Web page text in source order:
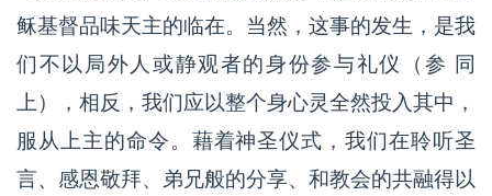
稣基督品味天主的临在。当然，这事的发生，是我
们不以局外人或静观者的身份参与礼仪（参 同
上），相反，我们应以整个身心灵全然投入其中，
服从上主的命令。藉着神圣仪式，我们在聆听圣
言、感恩敬拜、弟兄般的分享、和教会的共融得以